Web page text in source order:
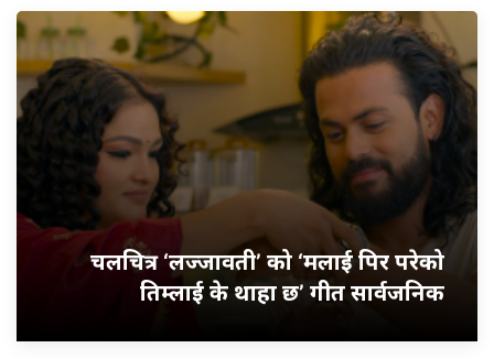
चलचित्र ‘लज्जावती’ को ‘मलाई पिर परेको
तिम्लाई के थाहा छ’ गीत सार्वजनिक